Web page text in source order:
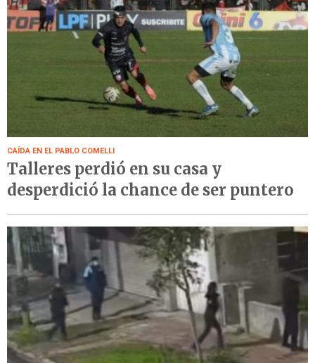
CAÍDA EN EL PABLO COMELLI
Talleres perdió en su casa y
desperdició la chance de ser puntero